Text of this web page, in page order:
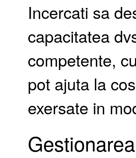
Incercati sa
capacitatea
competente,
pot ajuta la
exersate in